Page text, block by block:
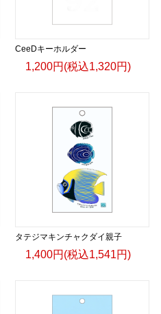
CeeDキーホルダー
1,200円(税込1,320円)
タテジマキンチャクダイ親子
1,400円(税込1,541円)